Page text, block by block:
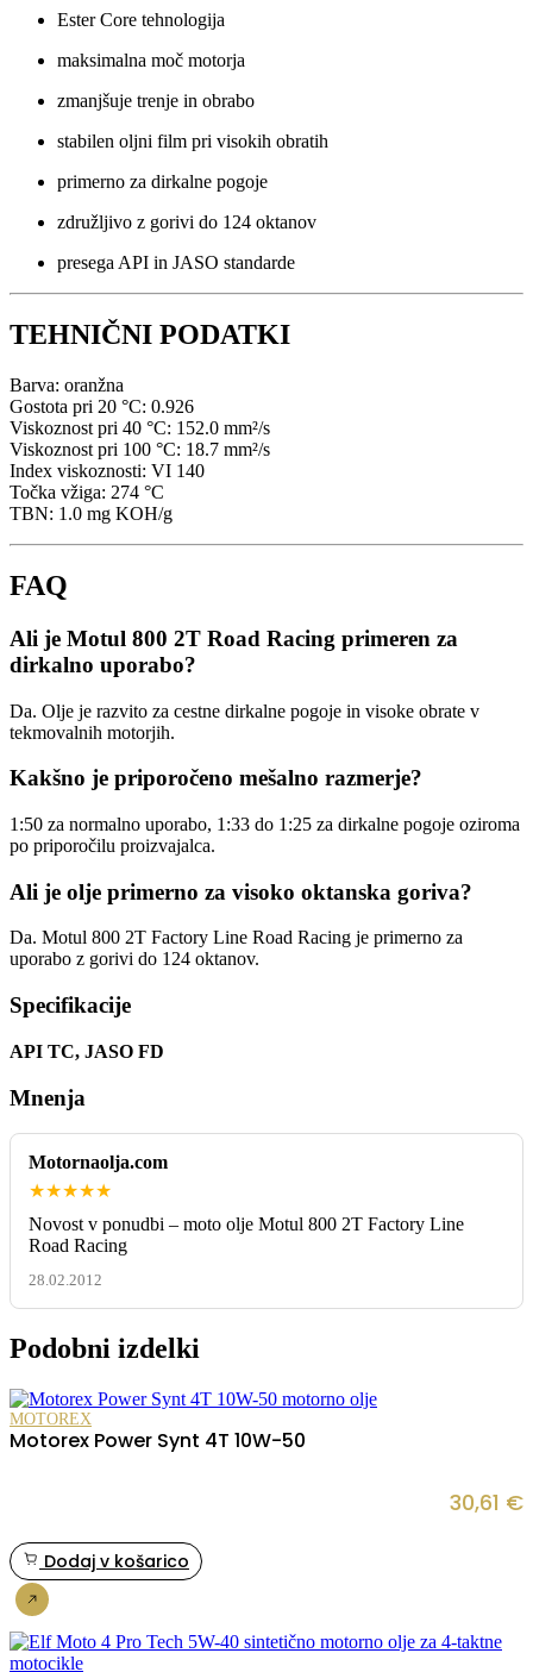
Ester Core tehnologija
maksimalna moč motorja
zmanjšuje trenje in obrabo
stabilen oljni film pri visokih obratih
primerno za dirkalne pogoje
združljivo z gorivi do 124 oktanov
presega API in JASO standarde
TEHNIČNI PODATKI
Barva: oranžna
Gostota pri 20 °C: 0.926
Viskoznost pri 40 °C: 152.0 mm²/s
Viskoznost pri 100 °C: 18.7 mm²/s
Index viskoznosti: VI 140
Točka vžiga: 274 °C
TBN: 1.0 mg KOH/g
FAQ
Ali je Motul 800 2T Road Racing primeren za
dirkalno uporabo?
Da. Olje je razvito za cestne dirkalne pogoje in visoke obrate v
tekmovalnih motorjih.
Kakšno je priporočeno mešalno razmerje?
1:50 za normalno uporabo, 1:33 do 1:25 za dirkalne pogoje oziroma
po priporočilu proizvajalca.
Ali je olje primerno za visoko oktanska goriva?
Da. Motul 800 2T Factory Line Road Racing je primerno za
uporabo z gorivi do 124 oktanov.
Specifikacije
API TC, JASO FD
Mnenja
Motornaolja.com
★★★★★
Novost v ponudbi – moto olje Motul 800 2T Factory Line
Road Racing
28.02.2012
Podobni izdelki
MOTOREX
Motorex Power Synt 4T 10W-50
30,61 €
Dodaj v košarico